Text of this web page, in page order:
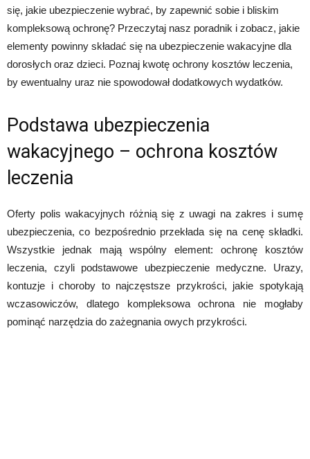
się, jakie ubezpieczenie wybrać, by zapewnić sobie i bliskim
kompleksową ochronę? Przeczytaj nasz poradnik i zobacz, jakie
elementy powinny składać się na ubezpieczenie wakacyjne dla
dorosłych oraz dzieci. Poznaj kwotę ochrony kosztów leczenia,
by ewentualny uraz nie spowodował dodatkowych wydatków.
Podstawa ubezpieczenia
wakacyjnego – ochrona kosztów
leczenia
Oferty polis wakacyjnych różnią się z uwagi na zakres i sumę
ubezpieczenia, co bezpośrednio przekłada się na cenę składki.
Wszystkie jednak mają wspólny element: ochronę kosztów
leczenia, czyli podstawowe ubezpieczenie medyczne. Urazy,
kontuzje i choroby to najczęstsze przykrości, jakie spotykają
wczasowiczów, dlatego kompleksowa ochrona nie mogłaby
pominąć narzędzia do zażegnania owych przykrości.